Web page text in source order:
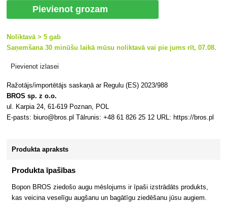
Pievienot grozam
Noliktavā > 5 gab
Saņemšana 30 minūšu laikā mūsu noliktavā vai pie jums rīt, 07.08.
Pievienot izlasei
Ražotājs/importētājs saskaņā ar Regulu (ES) 2023/988
BROS sp. z o.o.
ul. Karpia 24, 61-619 Poznan, POL
E-pasts: biuro@bros.pl Tālrunis: +48 61 826 25 12 URL: https://bros.pl
Produkta apraksts
Produkta īpašības
Bopon BROS ziedošo augu mēslojums ir īpaši izstrādāts produkts,
kas veicina veselīgu augšanu un bagātīgu ziedēšanu jūsu augiem.